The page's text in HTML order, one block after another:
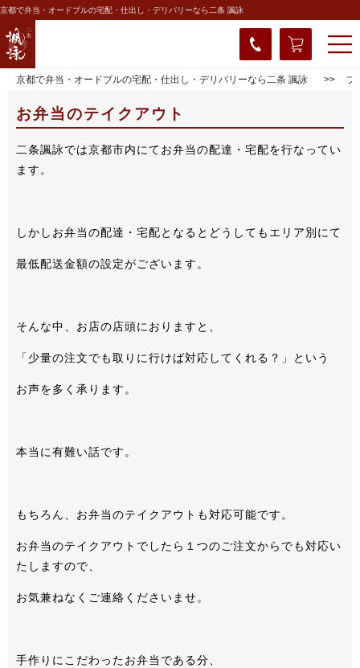
京都で弁当・オードブルの宅配・仕出し・デリバリーなら二条 諷詠
京都で弁当・オードブルの宅配・仕出し・デリバリーなら二条 諷詠 ブ
お弁当のテイクアウト
二条諷詠では京都市内にてお弁当の配達・宅配を行なってい
ます。
しかしお弁当の配達・宅配となるとどうしてもエリア別にて
最低配送金額の設定がございます。
そんな中、お店の店頭におりますと、
「少量の注文でも取りに行けば対応してくれる？」という
お声を多く承ります。
本当に有難い話です。
もちろん、お弁当のテイクアウトも対応可能です。
お弁当のテイクアウトでしたら１つのご注文からでも対応い
たしますので、
お気兼ねなくご連絡くださいませ。
手作りにこだわったお弁当である分、